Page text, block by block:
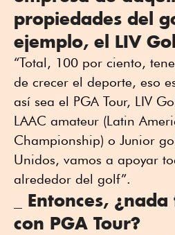
propiedades del
ejemplo, el LIV
“Total, 100 por ciento,
de crecer el deporte, eso
así sea el PGA Tour, LIV
LAAC amateur (Latin
Championship) o Junior
Unidos, vamos a apoyar
alrededor del golf”.
_ Entonces,
con PGA Tour?